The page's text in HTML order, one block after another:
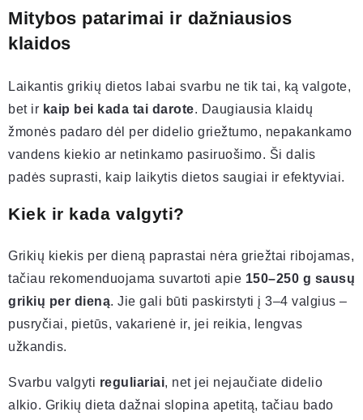
Mitybos patarimai ir dažniausios
klaidos
Laikantis grikių dietos labai svarbu ne tik tai, ką valgote,
bet ir kaip bei kada tai darote. Daugiausia klaidų
žmonės padaro dėl per didelio griežtumo, nepakankamo
vandens kiekio ar netinkamo pasiruošimo. Ši dalis
padės suprasti, kaip laikytis dietos saugiai ir efektyviai.
Kiek ir kada valgyti?
Grikių kiekis per dieną paprastai nėra griežtai ribojamas,
tačiau rekomenduojama suvartoti apie 150–250 g sausų
grikių per dieną. Jie gali būti paskirstyti į 3–4 valgius –
pusryčiai, pietūs, vakarienė ir, jei reikia, lengvas
užkandis.
Svarbu valgyti reguliariai, net jei nejaučiate didelio
alkio. Grikių dieta dažnai slopina apetitą, tačiau bado